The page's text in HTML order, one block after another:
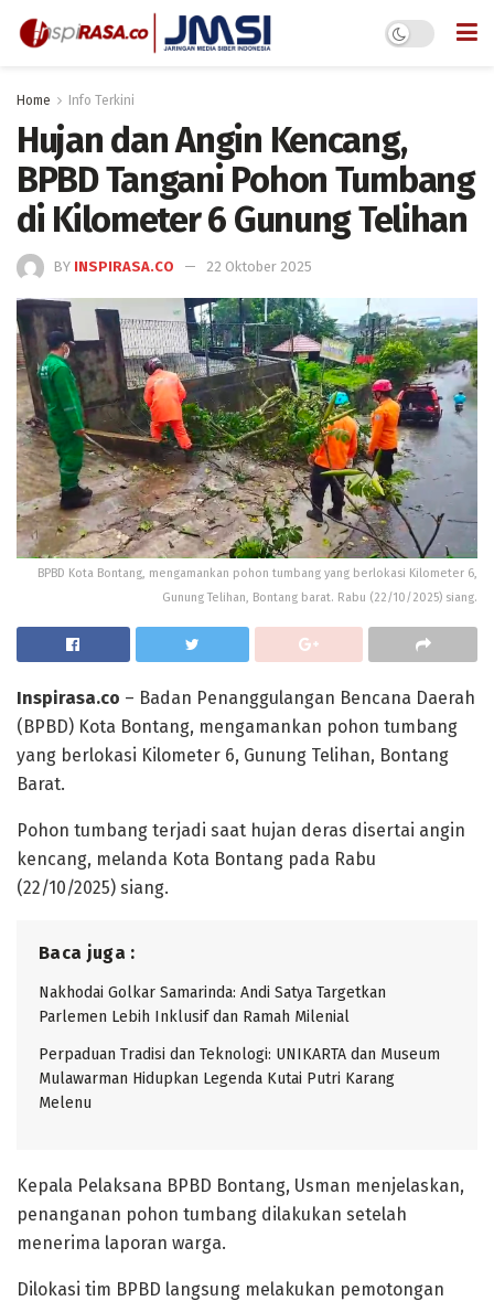
Home Info Terkini
Hujan dan Angin Kencang,
BPBD Tangani Pohon Tumbang
di Kilometer 6 Gunung Telihan
BY INSPIRASA.CO 22 Oktober 2025
BPBD Kota Bontang, mengamankan pohon tumbang yang berlokasi Kilometer 6,
Gunung Telihan, Bontang barat. Rabu (22/10/2025) siang.
Inspirasa.co – Badan Penanggulangan Bencana Daerah
(BPBD) Kota Bontang, mengamankan pohon tumbang
yang berlokasi Kilometer 6, Gunung Telihan, Bontang
Barat.
Pohon tumbang terjadi saat hujan deras disertai angin
kencang, melanda Kota Bontang pada Rabu
(22/10/2025) siang.
Baca juga :
Nakhodai Golkar Samarinda: Andi Satya Targetkan
Parlemen Lebih Inklusif dan Ramah Milenial
Perpaduan Tradisi dan Teknologi: UNIKARTA dan Museum
Mulawarman Hidupkan Legenda Kutai Putri Karang
Melenu
Kepala Pelaksana BPBD Bontang, Usman menjelaskan,
penanganan pohon tumbang dilakukan setelah
menerima laporan warga.
Dilokasi tim BPBD langsung melakukan pemotongan